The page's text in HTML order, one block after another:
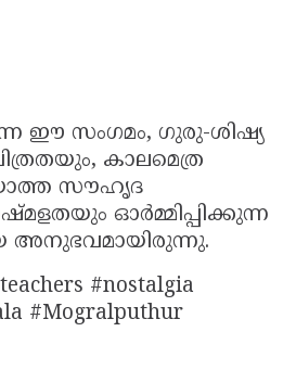
ഈ സംഗമം, ഗുരു-ശിഷ്യ
കാലമെത്ര
സൗഹൃദ
ഓർമ്മിപ്പിക്കുന്ന
അനുഭവമായിരുന്നു.
#nostalgia
#Mogralputhur